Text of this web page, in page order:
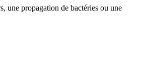
une propagation de bactéries ou une